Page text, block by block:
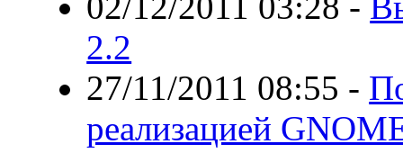
2.2
27/11/2011 08:55 -
реализацией